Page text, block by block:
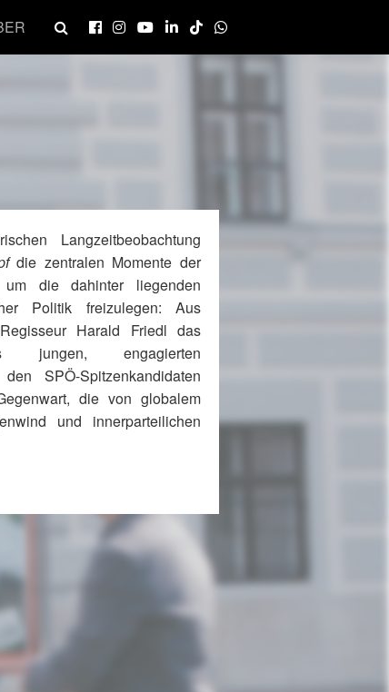
Langzeitbeobachtung
die zentralen Momente der
um die dahinter liegenden
Politik freizulegen: Aus
Harald Friedl das
jungen, engagierten
SPÖ-Spitzenkandidaten
die von globalem
und innerparteilichen